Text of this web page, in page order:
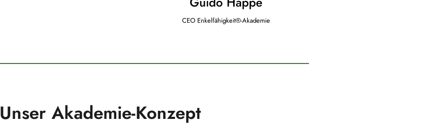
CEO Enkelfähigkeit®-Akademie
Unser Akademie-Konzept